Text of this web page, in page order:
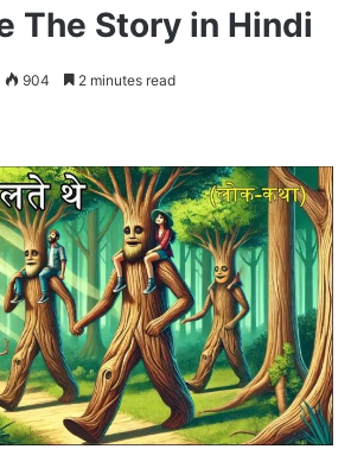
The Story in Hindi
904 2 minutes read